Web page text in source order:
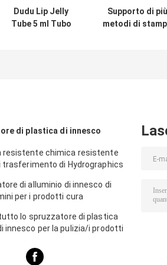
Dudu Lip Jelly
Tube 5 ml Tubo
Supporto di più
metodi di
idrico, lo
stampaggio in
oro, la stampa UV
e la stampa
flessibile per
l'imballaggio di
di plastica di innesco
resistente chimica resistente
trasferimento di Hydrographics
di alluminio di innesco di
per i prodotti cura
lo spruzzatore di plastica
innesco per la pulizia/i prodotti